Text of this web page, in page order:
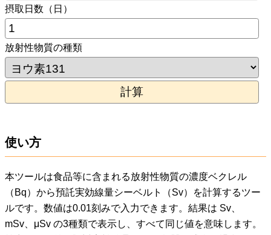
摂取日数（日）
放射性物質の種類
使い方
本ツールは食品等に含まれる放射性物質の濃度ベクレル
（Bq）から預託実効線量シーベルト（Sv）を計算するツー
ルです。数値は0.01刻みで入力できます。結果は Sv、
mSv、μSv の3種類で表示し、すべて同じ値を意味します。